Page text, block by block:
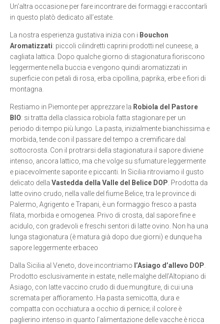
Un’altra occasione per fare incontrare dei formaggi e raccontarli
in questo platò dedicato all’estate.
La nostra esperienza gustativa inizia con i Bouchon
Aromatizzati: piccoli cilindretti caprini prodotti nel cuneese, a
cagliata lattica. Dopo qualche giorno di stagionatura fioriscono
leggermente nella buccia e vengono quindi aromatizzati in
superficie con petali di rosa, erba cipollina, paprika, erbe e fiori di
montagna.
Restiamo in Piemonte per apprezzare la Robiola del Pastore
BIO: si tratta della classica robiola fatta stagionare per un
periodo di tempo più lungo. La pasta, inizialmente bianchissima e
morbida, tende con il passare del tempo a cremificare dal
sottocrosta. Con il protrarsi della stagionatura il sapore diviene
intenso, ancora lattico, ma che volge su sfumature leggermente
e piacevolmente saporite e piccanti. In Sicilia ritroviamo il gusto
delicato della Vastedda della Valle del Belice DOP . Prodotta da
latte ovino crudo, nella valle del fiume Belice, tra le province di
Palermo, Agrigento e Trapani, è un formaggio fresco a pasta
filata, morbida e omogenea. Privo di crosta, dal sapore fine e
acidulo, con gradevoli e freschi sentori di latte ovino. Non ha una
lunga stagionatura (è matura già dopo due giorni) e dunque ha
sapore leggermente erbaceo
Dalla Sicilia al Veneto, dove incontriamo l’Asiago d’allevo DOP
Prodotto esclusivamente in estate, nelle malghe dell’Altopiano di
Asiago, con latte vaccino crudo di due mungiture, di cui una
scremata per affioramento. Ha pasta semicotta, dura e
compatta con occhiatura a occhio di pernice; il colore è
paglierino intenso in quanto l’alimentazione delle vacche è ricca